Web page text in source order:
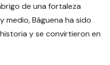
de una fortaleza
medio, Báguena ha sido
y se convirtieron en